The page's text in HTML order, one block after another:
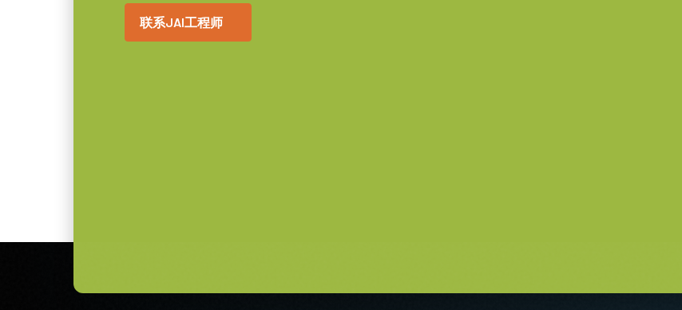
联系JAI工程师